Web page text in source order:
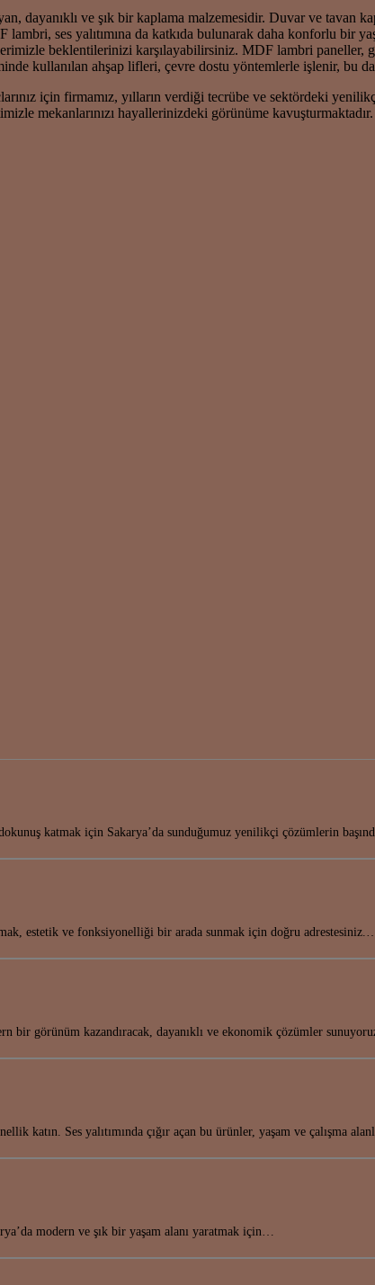
dayanıklı ve şık bir kaplama malzemesidir. Duvar ve tavan
ses yalıtımına da katkıda bulunarak daha konforlu bir
beklentilerinizi karşılayabilirsiniz. MDF lambri
kullanılan ahşap lifleri, çevre dostu yöntemlerle işlenir, bu
için firmamız, yılların verdiği tecrübe ve sektördeki
mekanlarınızı hayallerinizdeki görünüme
katmak için Sakarya’da sunduğumuz yenilikçi çözümlerin
estetik ve fonksiyonelliği bir arada sunmak için doğru
bir görünüm kazandıracak, dayanıklı ve ekonomik çözümler
katın. Ses yalıtımında çığır açan bu ürünler, yaşam ve çalışma
modern ve şık bir yaşam alanı yaratmak için…